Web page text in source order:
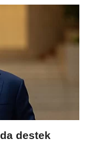
destek